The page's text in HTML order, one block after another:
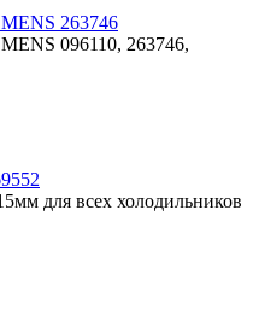
263746
096110, 263746,
для всех холодильников